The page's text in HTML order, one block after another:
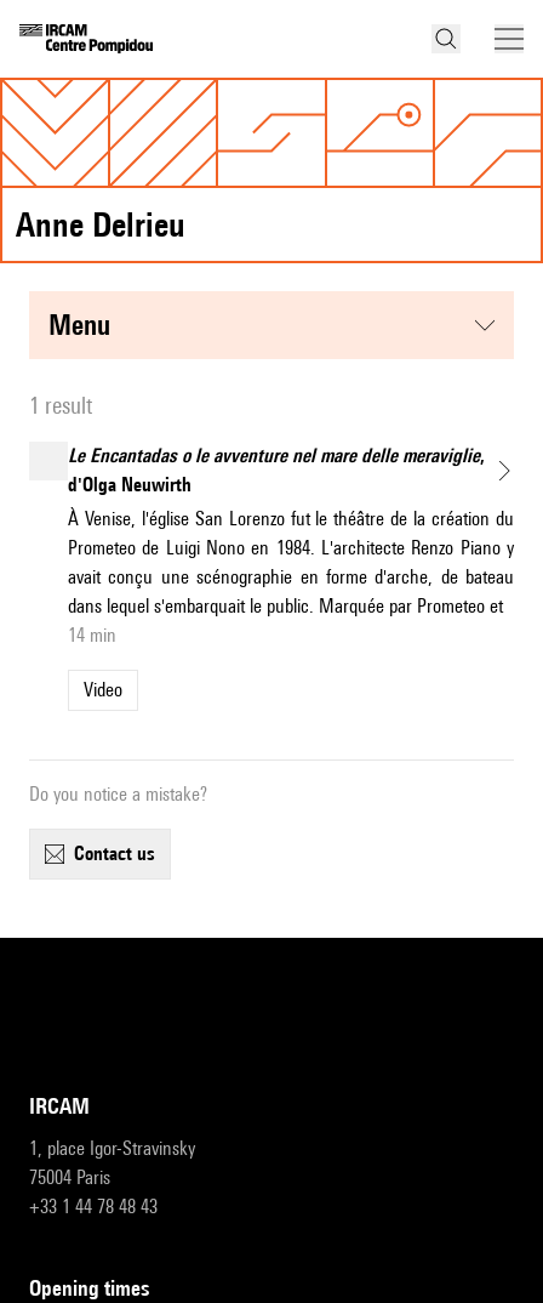
Anne Delrieu
menu
1 result
Le Encantadas o le avventure nel mare delle meraviglie,
d'Olga Neuwirth
À Venise, l'église San Lorenzo fut le théâtre de la création du
Prometeo de Luigi Nono en 1984. L'architecte Renzo Piano y
avait conçu une scénographie en forme d'arche, de bateau
dans lequel s'embarquait le public. Marquée par Prometeo et
14 min
Video
Do you notice a mistake?
contact us
IRCAM
1, place Igor-Stravinsky
75004 Paris
+33 1 44 78 48 43
opening times